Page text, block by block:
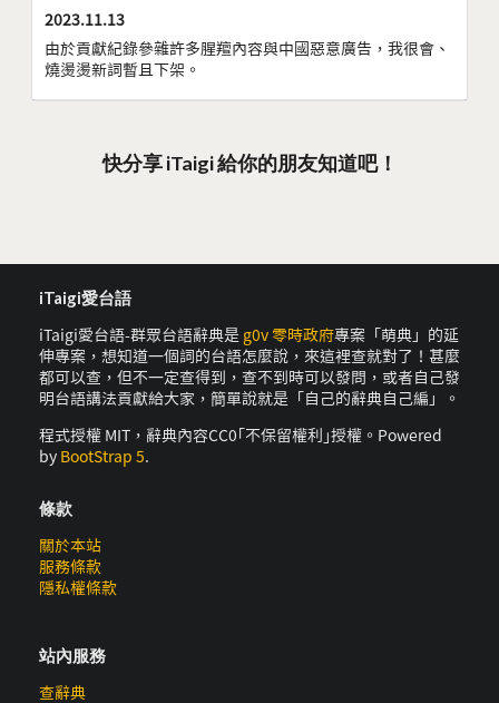
2023.11.13
由於貢獻紀錄參雜許多腥羶內容與中國惡意廣告，我很會、
燒燙燙新詞暫且下架。
快分享 iTaigi 給你的朋友知道吧！
iTaigi愛台語
iTaigi愛台語-群眾台語辭典是 g0v 零時政府專案「萌典」的延
伸專案，想知道一個詞的台語怎麼說，來這裡查就對了！甚麼
都可以查，但不一定查得到，查不到時可以發問，或者自己發
明台語講法貢獻給大家，簡單說就是「自己的辭典自己編」。
程式授權 MIT，辭典內容CC0｢不保留權利｣授權。Powered
by BootStrap 5.
條款
關於本站
服務條款
隱私權條款
站內服務
查辭典